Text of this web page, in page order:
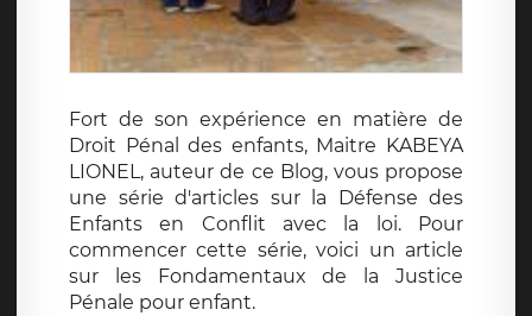
Fort de son expérience en matière de
Droit Pénal des enfants, Maitre KABEYA
LIONEL, auteur de ce Blog, vous propose
une série d'articles sur la Défense des
Enfants en Conflit avec la loi. Pour
commencer cette série, voici un article
sur les Fondamentaux de la Justice
Pénale pour enfant.